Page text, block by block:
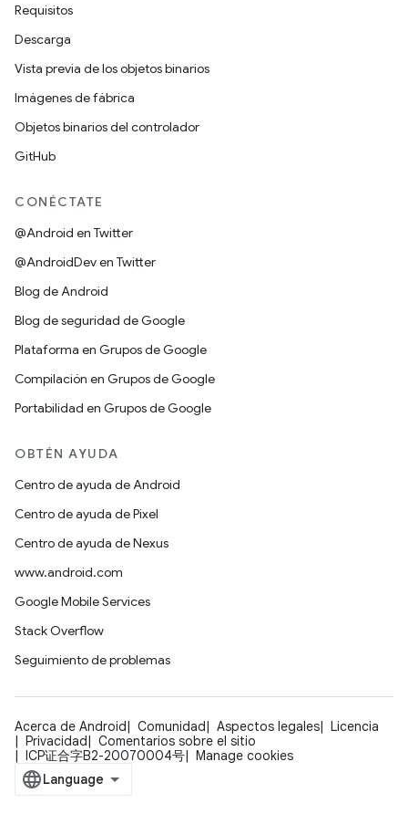
Requisitos
Descarga
Vista previa de los objetos binarios
Imágenes de fábrica
Objetos binarios del controlador
GitHub
CONÉCTATE
@Android en Twitter
@AndroidDev en Twitter
Blog de Android
Blog de seguridad de Google
Plataforma en Grupos de Google
Compilación en Grupos de Google
Portabilidad en Grupos de Google
OBTÉN AYUDA
Centro de ayuda de Android
Centro de ayuda de Pixel
Centro de ayuda de Nexus
www.android.com
Google Mobile Services
Stack Overflow
Seguimiento de problemas
Acerca de Android Comunidad Aspectos legales
Licencia
Privacidad
Comentarios sobre el sitio
ICP证合字B2-20070004号
Manage cookies